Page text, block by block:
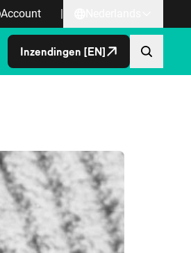
Account |
Inzendingen [EN]